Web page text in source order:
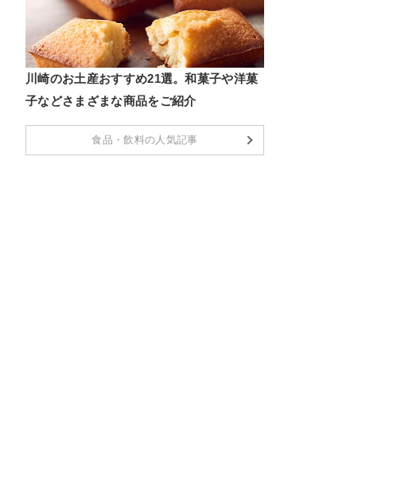
川崎のお土産おすすめ21選。和菓子や洋菓
子などさまざまな商品をご紹介
食品・飲料の人気記事